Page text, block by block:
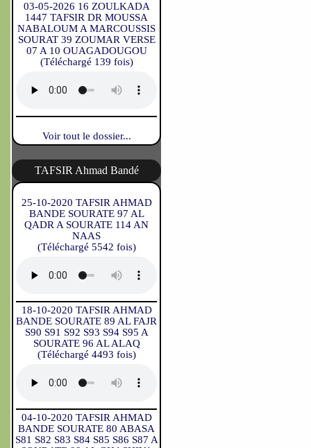
03-05-2026 16 ZOULKADA
1447 TAFSIR DR MOUSSA
NABALOUM A MARCOUSSIS
SOURAT 39 ZOUMAR VERSE
07 A 10 OUAGADOUGOU
(Téléchargé 139 fois)
Voir tout le dossier...
TAFSIR Ahmad Bandé
25-10-2020 TAFSIR AHMAD
BANDE SOURATE 97 AL
QADR A SOURATE 114 AN
NAAS
(Téléchargé 5542 fois)
18-10-2020 TAFSIR AHMAD
BANDE SOURATE 89 AL FAJR
S90 S91 S92 S93 S94 S95 A
SOURATE 96 AL ALAQ
(Téléchargé 4493 fois)
04-10-2020 TAFSIR AHMAD
BANDE SOURATE 80 ABASA
S81 S82 S83 S84 S85 S86 S87 A